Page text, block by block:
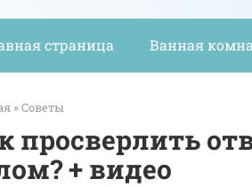
страница Ванная
»Советы
просверлить
+ видео